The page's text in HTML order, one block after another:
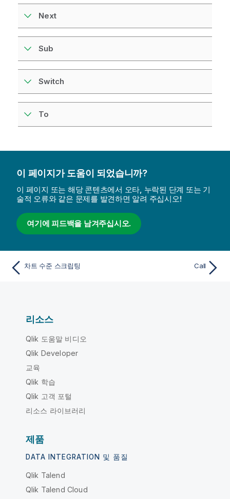
Next
Sub
Switch
To
이 페이지가 도움이 되었습니까?
이 페이지 또는 해당 콘텐츠에서 오타, 누락된 단계 또는 기
술적 오류와 같은 문제를 발견하면 알려 주십시오!
여기에 피드백을 남겨주십시오.
차트 수준 스크립팅 Call
리소스
Qlik 도움말 비디오
Qlik Developer
교육
Qlik 학습
Qlik 고객 포털
리소스 라이브러리
제품
DATA INTEGRATION 및 품질
Qlik Talend
Qlik Talend Cloud